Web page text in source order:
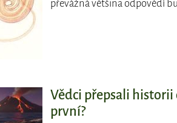
převážná většina odpovědí
Vědci přepsali
první?